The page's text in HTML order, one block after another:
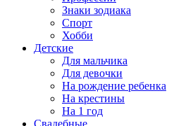
Знаки зодиака
Спорт
Хобби
Детские
Для мальчика
Для девочки
На рождение ребенка
На крестины
На 1 год
Свадебные